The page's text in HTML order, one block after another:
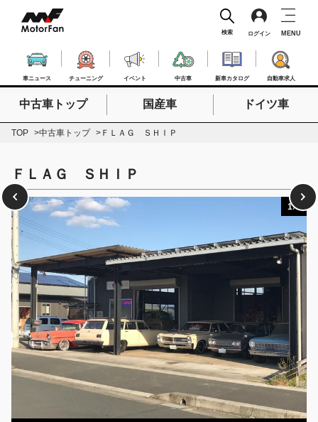
車ニュース チューニング イベント 中古車 新車カタログ 自動車求人
検索 ログイン MENU
検索したいキーワードを入力
中古車トップ 国産車 ドイツ車
TOP 中古車トップ ＦＬＡＧ ＳＨＩＰ
ＦＬＡＧ ＳＨＩＰ
1/7